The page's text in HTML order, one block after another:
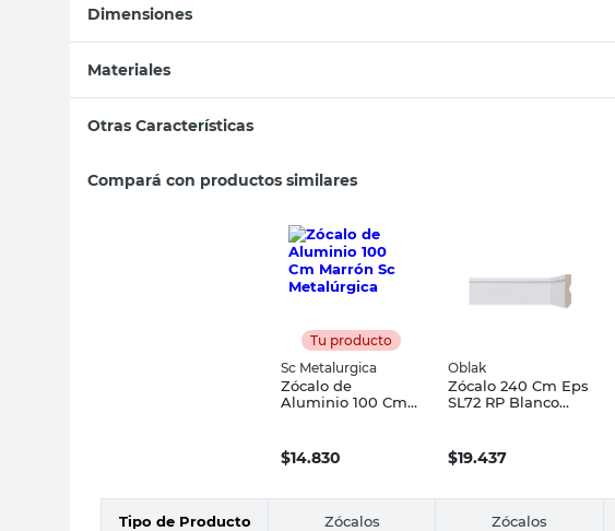
Dimensiones
Materiales
Otras Características
Compará con productos similares
Tu producto
Sc Metalurgica
Zócalo de
Aluminio 100 Cm
$14.830
Oblak
Zócalo 240 Cm Eps
SL72 RP Blanco
$19.437
Tipo de Producto Zócalos Zócalos